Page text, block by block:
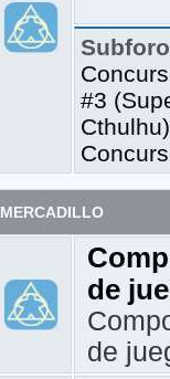
#3
Cthulhu)
MERCADILLO
de
de